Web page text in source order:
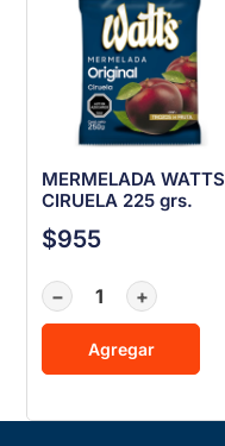
MERMELADA WATTS
CIRUELA 225 grs.
$955
− +
Agregar